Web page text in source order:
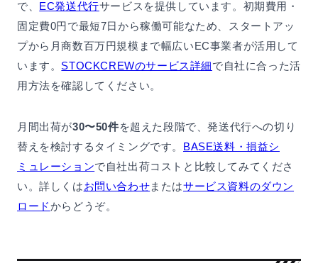
で、 EC発送代行サービスを提供しています。初期費用・
固定費0円で最短7日から稼働可能なため、スタートアッ
プから月商数百万円規模まで幅広いEC事業者が活用して
います。 STOCKCREWのサービス詳細で自社に合った活
用方法を確認してください。
月間出荷が30〜50件を超えた段階で、発送代行への切り
替えを検討するタイミングです。 BASE送料・損益シ
ミュレーションで自社出荷コストと比較してみてくださ
い。詳しくはお問い合わせまたはサービス資料のダウン
ロードからどうぞ。